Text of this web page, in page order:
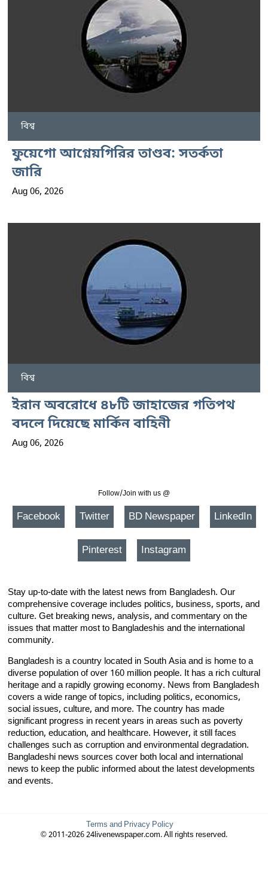
বিশ্ব
ফুয়েগো আগ্নেয়গিরির তাণ্ডব: সতর্কতা
জারি
Aug 06, 2026
বিশ্ব
ইরান অবরোধে ৪৮টি জাহাজের গতিপথ
বদলে দিয়েছে মার্কিন বাহিনী
Aug 06, 2026
Follow/Join with us @
Facebook Twitter BD Newspaper LinkedIn
Pinterest Instagram
Stay up-to-date with the latest news from Bangladesh. Our
comprehensive coverage includes politics, business, sports, and
culture. Get breaking news, analysis, and commentary on the
issues that matter most to Bangladeshis and the international
community.
Bangladesh is a country located in South Asia and is home to a
diverse population of over 160 million people. It has a rich cultural
heritage and a rapidly growing economy. News from Bangladesh
covers a wide range of topics, including politics, economics,
social issues, culture, and more. The country has made
significant progress in recent years in areas such as poverty
reduction, education, and healthcare. However, it still faces
challenges such as corruption and environmental degradation.
Bangladeshi news sources cover both local and international
news to keep the public informed about the latest developments
and events.
Terms and Privacy Policy
© 2011-2026 24livenewspaper.com. All rights reserved.